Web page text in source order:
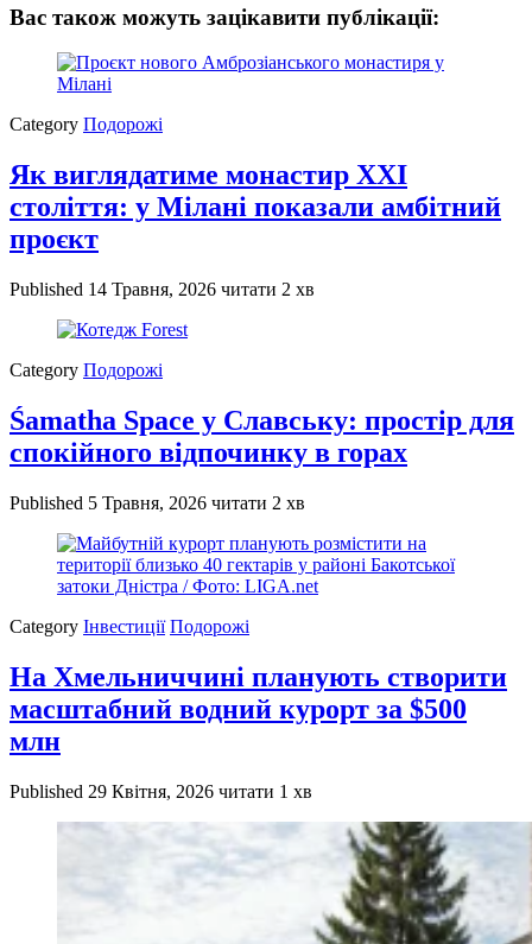
Вас також можуть зацікавити публікації:
Category Подорожі
Як виглядатиме монастир XXI
століття: у Мілані показали амбітний
проєкт
Published 14 Травня, 2026 читати 2 хв
Category Подорожі
Śamatha Space у Славську: простір для
спокійного відпочинку в горах
Published 5 Травня, 2026 читати 2 хв
Category Інвестиції Подорожі
На Хмельниччині планують створити
масштабний водний курорт за $500
млн
Published 29 Квітня, 2026 читати 1 хв